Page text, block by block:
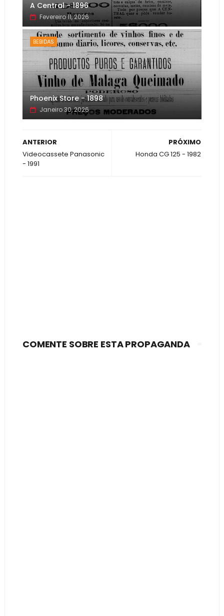
A Central - 1896
Fevereiro 11, 2026
BEBIDAS
Phoenix Store - 1898
Janeiro 30, 2026
PRÓXIMO
Honda CG 125 - 1982
ANTERIOR
Videocassete Panasonic
- 1991
COMENTE SOBRE ESTA PROPAGANDA